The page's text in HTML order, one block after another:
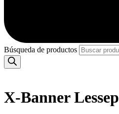
Búsqueda de productos
X-Banner Lessep